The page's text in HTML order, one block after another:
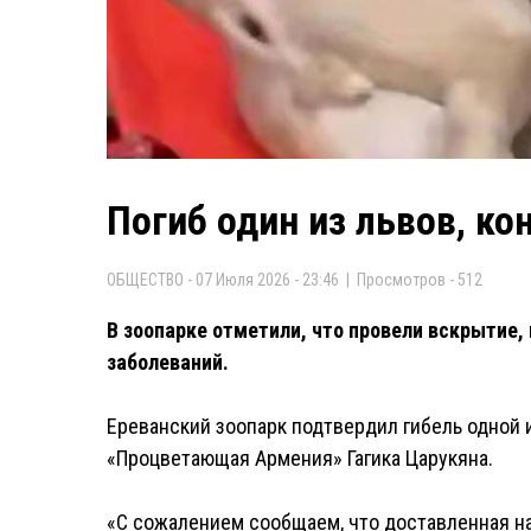
Погиб один из львов,
ОБЩЕСТВО - 07 Июля 2026 - 23:46 | Просмотров - 512
В зоопарке отметили, что провели
заболеваний.
Ереванский зоопарк подтвердил гибель
«Процветающая Армения» Гагика Царукяна.
«С сожалением сообщаем, что доставленная